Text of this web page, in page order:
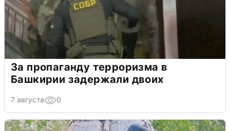
За пропаганду терроризма в
Башкирии задержали двоих
7 августа 0